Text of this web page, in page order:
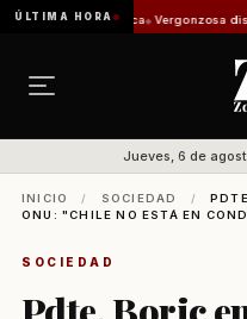
ÚLTIMA HORA
de Pesca Vergonzosa
Jueves, 6 de
INICIO / SOCIEDAD /
ONU: "CHILE NO ESTÁ EN
SOCIEDAD